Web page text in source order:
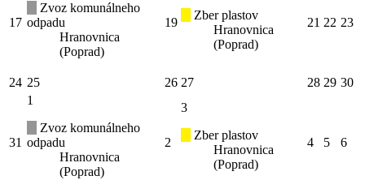
17
Zvoz komunálneho
odpadu
Hranovnica
(Poprad)
19
Zber plastov
Hranovnica
(Poprad)
21 22 23
24 25 26 27 28 29 30
31
1
Zvoz komunálneho
odpadu
Hranovnica
(Poprad)
2
3
Zber plastov
Hranovnica
(Poprad)
4 5 6